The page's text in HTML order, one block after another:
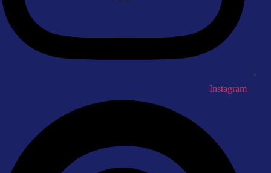
Instagram